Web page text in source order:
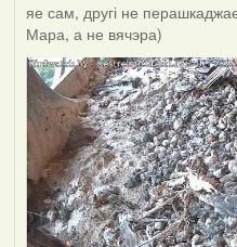
яе сам, другі не
Мара, а не вячэра)